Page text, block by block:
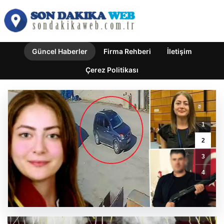
Güncel Haberler Firma Rehberi İletişim
Çerez Politikası
1
2
3
4
Az
Alkmaar,
Hollanda
Süper
Kupası’nın
Sahibini
Belirledi